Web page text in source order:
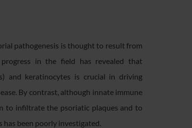
pathogenesis is thought to result from
in the field has revealed that
and keratinocytes is crucial in driving
By contrast, although innate immune
to infiltrate the psoriatic plaques and to
been poorly investigated.